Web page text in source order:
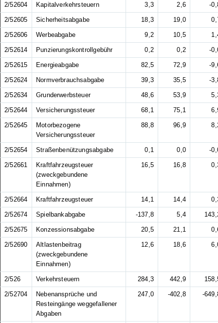
2/52604 Kapitalverkehrsteuern 3,3 2,6 -
2/52605 Sicherheitsabgabe 18,3 19,0
2/52606 Werbeabgabe 9,2 10,5
2/52614 Punzierungskontrollgebühr 0,2 0,2 -
2/52615 Energieabgabe 82,5 72,9 -
2/52624 Normverbrauchsabgabe 39,3 35,5 -
2/52634 Grunderwerbsteuer 48,6 53,9
2/52644 Versicherungssteuer 68,1 75,1
2/52645
Motorbezogene
Versicherungssteuer
88,8 96,9
2/52654 Straßenbenützungsabgabe 0,1 0,0 -
2/52661
Kraftfahrzeugsteuer
(zweckgebundene
Einnahmen)
16,5 16,8
2/52664 Kraftfahrzeugsteuer 14,1 14,4
2/52674 Spielbankabgabe -137,8 5,4
2/52675 Konzessionsabgabe 20,5 21,1
2/52690
Altlastenbeitrag
(zweckgebundene
Einnahmen)
12,6 18,6
2/526 Verkehrsteuern 284,3 442,9
2/52704
Nebenansprüche und
Resteingänge weggefallener
Abgaben
247,0 -402,8 -